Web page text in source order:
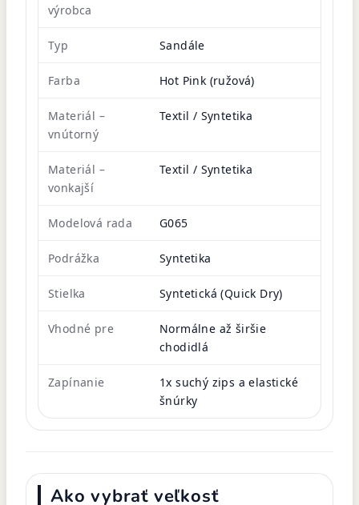
výrobca
Typ Sandále
Farba Hot Pink (ružová)
Materiál –
vnútorný
Textil / Syntetika
Materiál –
vonkajší
Textil / Syntetika
Modelová rada G065
Podrážka Syntetika
Stielka Syntetická (Quick Dry)
Vhodné pre
Normálne až širšie
chodidlá
Zapínanie
1x suchý zips a elastické
šnúrky
Ako vybrať veľkosť